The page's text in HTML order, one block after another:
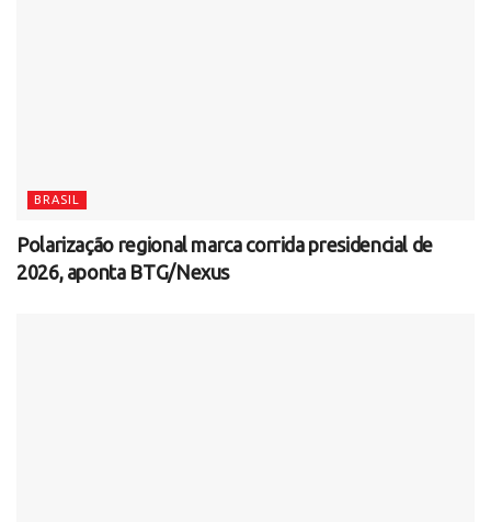
BRASIL
Polarização regional marca corrida presidencial de
2026, aponta BTG/Nexus